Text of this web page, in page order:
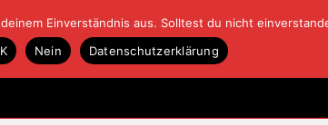
Einverständnis aus. Solltest du nicht
Nein Datenschutzerklärung